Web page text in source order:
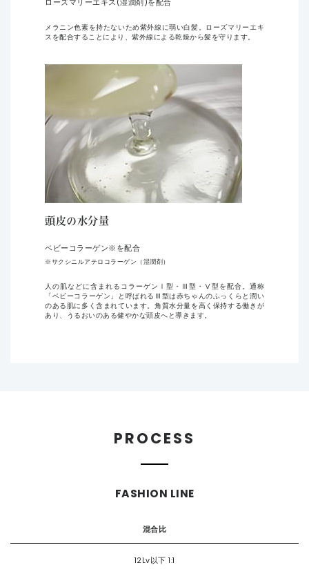
ローズマリーエキス(湿潤剤)を配合
メラニン色素を持たないため紫外線に弱い白髪。ローズマリーエキ
スを配合することにより、紫外線による乾燥から髪を守ります。
頭皮の水分量
ベビーコラーゲン※を配合
※サクシニルアテロコラーゲン（湿潤剤）
人の肌などに含まれるコラーゲンⅠ型・Ⅲ型・Ⅴ型を配合。通称
「ベビーコラーゲン」と呼ばれるⅢ型は赤ちゃんのふっくらと潤い
のある肌に多く含まれています。角質水分量を高く保持する働きが
あり、うるおいのある健やかな頭皮へと導きます。
PROCESS
FASHION LINE
混合比
12Lv以下 1:1